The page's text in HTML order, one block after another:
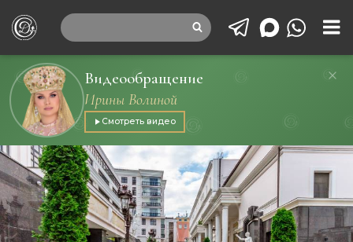
Видеообращение
Ирины Волиной
Смотреть видео